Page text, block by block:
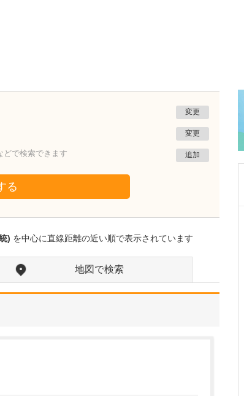
変更
変更
どで検索できます 追加
る
) を中心に直線距離の近い順で表示されています
地図で検索
東京都品川区
伊藤クリニック
さまざまな疾患を幅広く診療されているのが貴
そうですね。当院は、開